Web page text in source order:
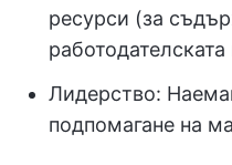
ресурси (за
Лидерство:
подпомагане на